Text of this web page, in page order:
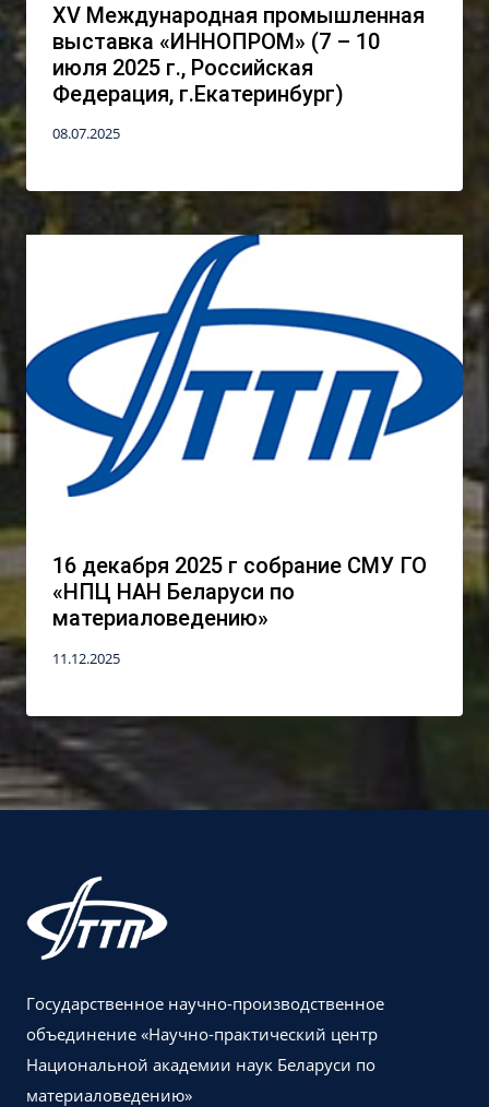
ХV Международная промышленная
выставка «ИННОПРОМ» (7 – 10
июля 2025 г., Российская
Федерация, г.Екатеринбург)
08.07.2025
16 декабря 2025 г собрание СМУ ГО
«НПЦ НАН Беларуси по
материаловедению»
11.12.2025
Государственное научно-производственное
объединение «Научно-практический центр
Национальной академии наук Беларуси по
материаловедению»